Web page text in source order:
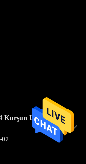
Kurşun Uzuv
02